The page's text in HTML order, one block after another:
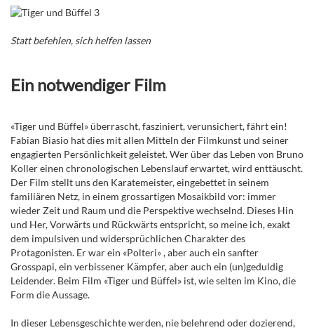
Statt befehlen, sich helfen lassen
Ein notwendiger Film
«Tiger und Büffel» überrascht, fasziniert, verunsichert, fährt ein!
Fabian Biasio hat dies mit allen Mitteln der Filmkunst und seiner
engagierten Persönlichkeit geleistet. Wer über das Leben von Bruno
Koller einen chronologischen Lebenslauf erwartet, wird enttäuscht.
Der Film stellt uns den Karatemeister, eingebettet in seinem
familiären Netz, in einem grossartigen Mosaikbild vor: immer
wieder Zeit und Raum und die Perspektive wechselnd. Dieses Hin
und Her, Vorwärts und Rückwärts entspricht, so meine ich, exakt
dem impulsiven und widersprüchlichen Charakter des
Protagonisten. Er war ein «Polteri» , aber auch ein sanfter
Grosspapi, ein verbissener Kämpfer, aber auch ein (un)geduldig
Leidender. Beim Film «Tiger und Büffel» ist, wie selten im Kino, die
Form die Aussage.
In dieser Lebensgeschichte werden, nie belehrend oder dozierend,